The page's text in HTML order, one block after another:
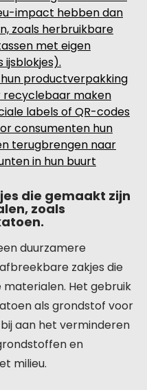
impact hebben dan
zoals herbruikbare
met eigen
ijsblokjes).
productverpakking
recyclebaar maken
labels of QR-codes
consumenten hun
terugbrengen naar
in hun buurt
die gemaakt zijn
zoals
duurzamere
zakjes die
Het gebruik
als grondstof voor
aan het verminderen
en
milieu.